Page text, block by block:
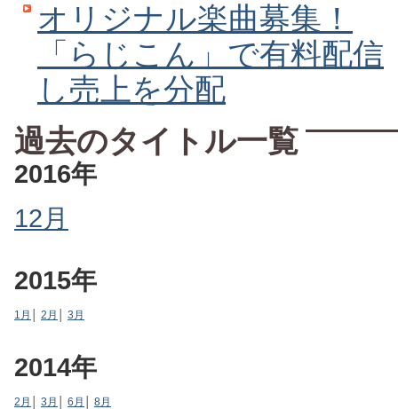
オリジナル楽曲募集！
「らじこん」で有料配信
し売上を分配
過去のタイトル一覧
2016年
12月
2015年
1月 2月 3月
2014年
2月 3月 6月 8月